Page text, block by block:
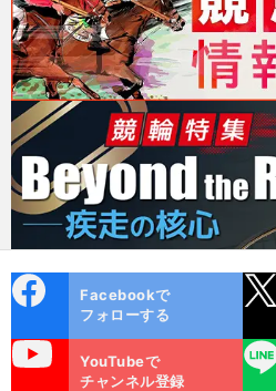
ok
Facebookで
フォローする
YouTubeで
チャンネル登録
LINE